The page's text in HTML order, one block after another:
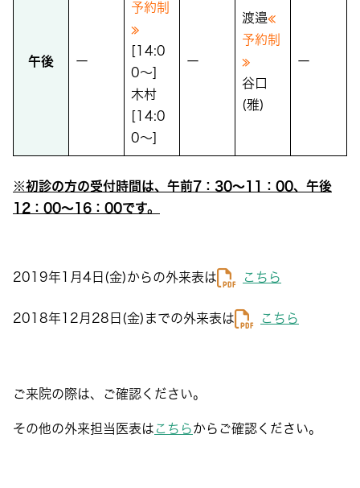
午後 ー
予約制
≫
[14:0
0～]
木村
[14:0
0～]
ー
渡邉≪
予約制
≫
谷口
(雅)
ー
※初診の方の受付時間は、午前7：30～11：00、午後
12：00～16：00です。
2019年1月4日(金)からの外来表は こちら
2018年12月28日(金)までの外来表は こちら
ご来院の際は、ご確認ください。
その他の外来担当医表は こちらからご確認ください。